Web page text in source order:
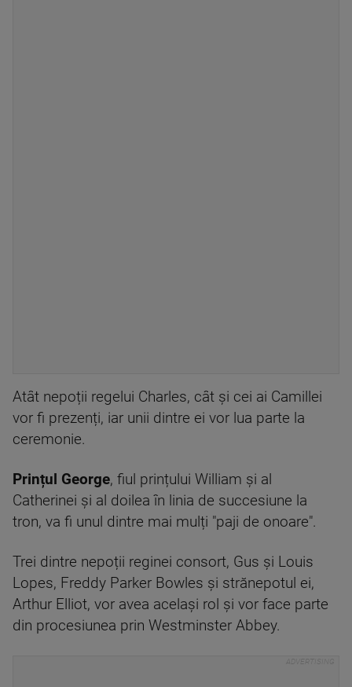
Atât nepoții regelui Charles, cât și cei ai Camillei
vor fi prezenți, iar unii dintre ei vor lua parte la
ceremonie.
Prințul George, fiul prințului William și al
Catherinei și al doilea în linia de succesiune la
tron, va fi unul dintre mai mulți "paji de onoare".
Trei dintre nepoții reginei consort, Gus și Louis
Lopes, Freddy Parker Bowles și strănepotul ei,
Arthur Elliot, vor avea același rol și vor face parte
din procesiunea prin Westminster Abbey.